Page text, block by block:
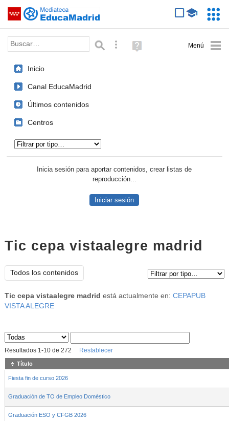
Saltar navegación
Palabra o frase: Búsqueda avanzada
Ayuda
(en
Inicio
Canal EducaMadrid
Últimos contenidos
Centros
Inicia sesión para aportar contenidos, crear listas de
reproducción...
Iniciar sesión
Tic cepa vistaalegre madrid
Todos los contenidos
Tic cepa vistaalegre madrid está actualmente en: CEPAPUB
VISTA ALEGRE
Sus archivos
Resultados 1-10de 272 Restablecer
Título
Fiesta fin de curso 2026
Graduación de TO de Empleo Doméstico
Graduación ESO y CFGB 2026